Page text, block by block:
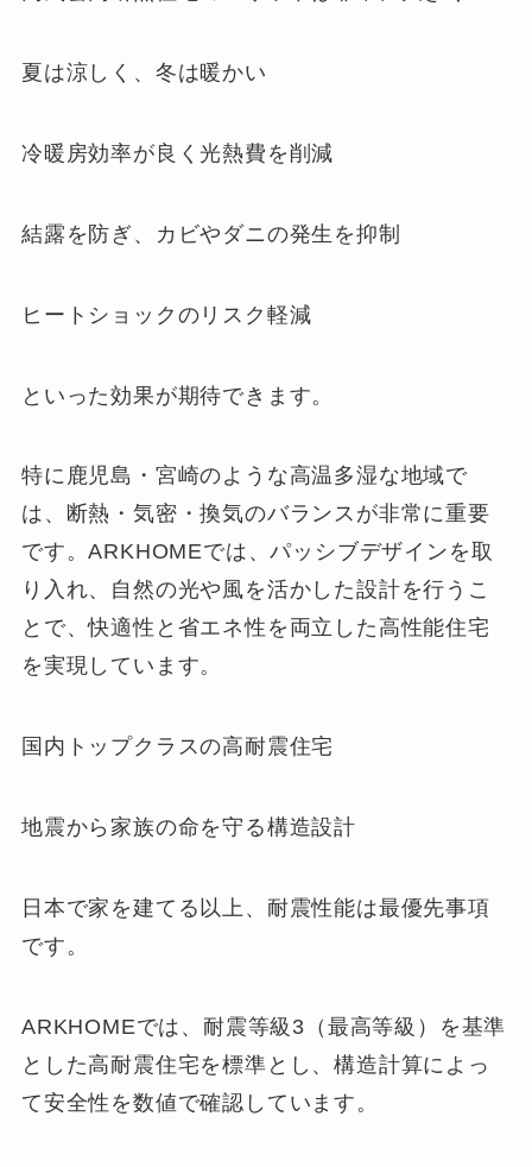
夏は涼しく、冬は暖かい
冷暖房効率が良く光熱費を削減
結露を防ぎ、カビやダニの発生を抑制
ヒートショックのリスク軽減
といった効果が期待できます。
特に鹿児島・宮崎のような高温多湿な地域で
は、断熱・気密・換気のバランスが非常に重要
です。ARKHOMEでは、パッシブデザインを取
り入れ、自然の光や風を活かした設計を行うこ
とで、快適性と省エネ性を両立した高性能住宅
を実現しています。
国内トップクラスの高耐震住宅
地震から家族の命を守る構造設計
日本で家を建てる以上、耐震性能は最優先事項
です。
ARKHOMEでは、耐震等級3（最高等級）を基準
とした高耐震住宅を標準とし、構造計算によっ
て安全性を数値で確認しています。